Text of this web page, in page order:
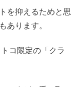
を抑えるためと思
あります。
コ限定の「クラ